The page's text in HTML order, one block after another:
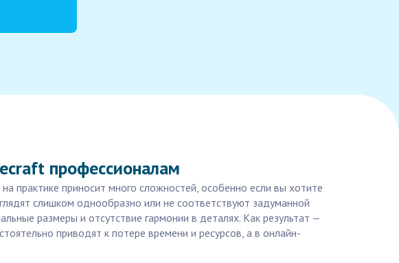
профессионалам
практике приносит много сложностей, особенно если вы хотите
слишком однообразно или не соответствуют задуманной
размеры и отсутствие гармонии в деталях. Как результат —
приводят к потере времени и ресурсов, а в онлайн-